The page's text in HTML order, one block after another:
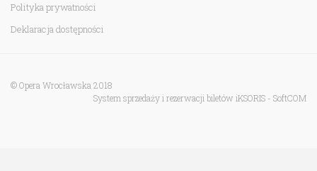
Polityka prywatności
Deklaracja dostępności
© Opera Wrocławska 2018
System sprzedaży i rezerwacji biletów iKSORIS - SoftCOM